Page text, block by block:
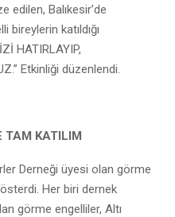
edilen, Balıkesir’de
katıldığı
HATIRLAYIP,
Etkinliği düzenlendi.
TAM KATILIM
Derneği üyesi olan görme
Her biri dernek
görme engelliler, Altı